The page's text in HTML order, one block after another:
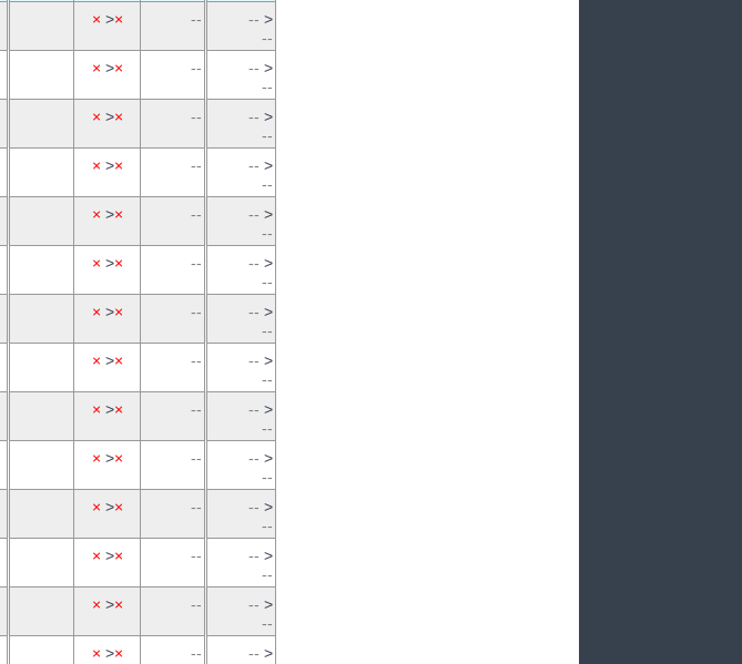
× >× -- -- >
--
× >× -- -- >
--
× >× -- -- >
--
× >× -- -- >
--
× >× -- -- >
--
× >× -- -- >
--
× >× -- -- >
--
× >× -- -- >
--
× >× -- -- >
--
× >× -- -- >
--
× >× -- -- >
--
× >× -- -- >
--
× >× -- -- >
--
× >× -- -- >